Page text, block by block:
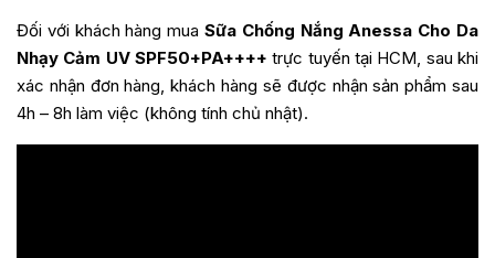
Đối với khách hàng mua Sữa Chống Nắng Anessa Cho Da
Nhạy Cảm UV SPF50+PA++++ trực tuyến tại HCM, sau khi
xác nhận đơn hàng, khách hàng sẽ được nhận sản phẩm sau
4h – 8h làm việc (không tính chủ nhật).